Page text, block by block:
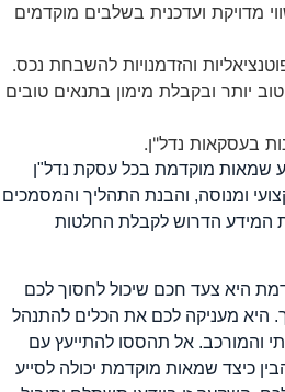
מדויקת ועדכנית בשלבים מוקדמים
והזדמנויות להשבחת נכס.
יותר ובקבלת מימון בתנאים טובים
בעסקאות נדל"ן.
שמאות מוקדמת בכל עסקת נדל"ן
ומנוסה, והבנת התהליך והמסמכים
המידע הדרוש לקבלת החלטות
היא צעד חכם שיכול לחסוך לכם
היא מעניקה לכם את הכלים להתנהל
והמורכב. אל תהססו להתייעץ עם
כיצד שמאות מוקדמת יכולה לסייע